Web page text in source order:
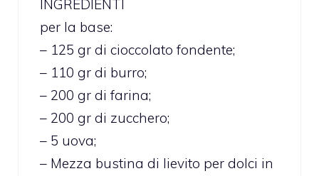
INGREDIENTI
per la base:
– 125 gr di cioccolato fondente;
– 110 gr di burro;
– 200 gr di farina;
– 200 gr di zucchero;
– 5 uova;
– Mezza bustina di lievito per dolci in